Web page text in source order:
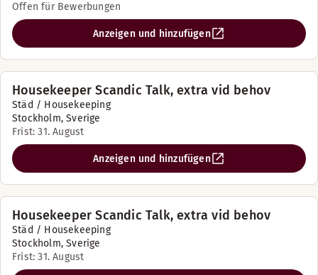
Offen für Bewerbungen
Anzeigen und hinzufügen
Housekeeper Scandic Talk, extra vid behov
Städ / Housekeeping
Stockholm, Sverige
Frist: 31. August
Anzeigen und hinzufügen
Housekeeper Scandic Talk, extra vid behov
Städ / Housekeeping
Stockholm, Sverige
Frist: 31. August